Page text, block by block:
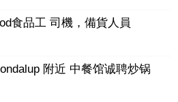
食品工 司機，備貨人員
附近 中餐馆诚聘炒锅